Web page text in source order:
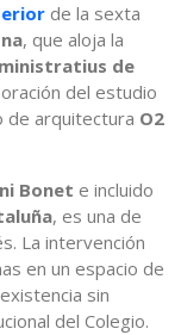
de la sexta
, que aloja la
de
del estudio
de arquitectura O2
Bonet e incluido
, es una de
La intervención
en un espacio de
sin
del Colegio.